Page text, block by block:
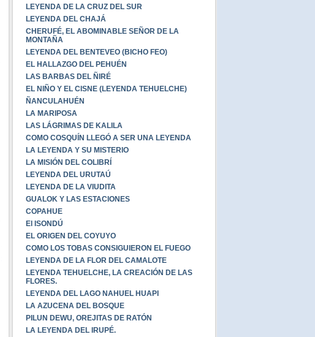
LEYENDA DE LA CRUZ DEL SUR
LEYENDA DEL CHAJÁ
CHERUFÉ, EL ABOMINABLE SEÑOR DE LA
MONTAÑA
LEYENDA DEL BENTEVEO (BICHO FEO)
EL HALLAZGO DEL PEHUÉN
LAS BARBAS DEL ÑIRÉ
EL NIÑO Y EL CISNE (LEYENDA TEHUELCHE)
ÑANCULAHUÉN
LA MARIPOSA
LAS LÁGRIMAS DE KALILA
COMO COSQUÍN LLEGÓ A SER UNA LEYENDA
LA LEYENDA Y SU MISTERIO
LA MISIÓN DEL COLIBRÍ
LEYENDA DEL URUTAÚ
LEYENDA DE LA VIUDITA
GUALOK Y LAS ESTACIONES
COPAHUE
El ISONDÚ
EL ORIGEN DEL COYUYO
COMO LOS TOBAS CONSIGUIERON EL FUEGO
LEYENDA DE LA FLOR DEL CAMALOTE
LEYENDA TEHUELCHE, LA CREACIÓN DE LAS
FLORES.
LEYENDA DEL LAGO NAHUEL HUAPI
LA AZUCENA DEL BOSQUE
PILUN DEWU, OREJITAS DE RATÓN
LA LEYENDA DEL IRUPÉ.